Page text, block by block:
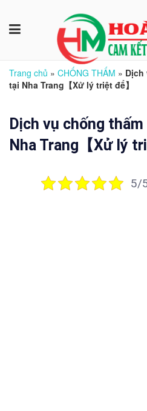
Trang chủ » CHỐNG THẤM » Dịch
tại Nha Trang【Xử lý triệt để】
Dịch vụ chống
Nha Trang【Xử lý
5/